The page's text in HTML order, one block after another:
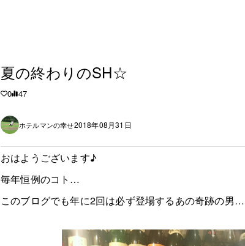
夏の終わりのSH☆
0 47
ホテルマンの幸せ2018年08月31日
おはようございます♪
毎年恒例のコト…
このブログでも年に2回は必ず登場するあの奇跡の男…